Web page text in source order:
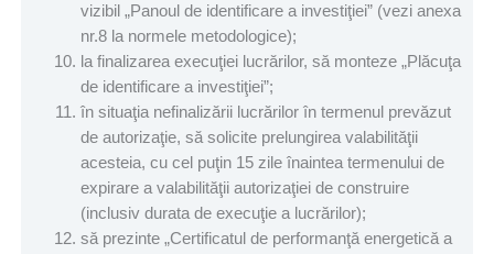
vizibil „Panoul de identificare a investiţiei” (vezi anexa
nr.8 la normele metodologice);
la finalizarea execuţiei lucrărilor, să monteze „Plăcuţa
de identificare a investiţiei”;
în situaţia nefinalizării lucrărilor în termenul prevăzut
de autorizaţie, să solicite prelungirea valabilităţii
acesteia, cu cel puţin 15 zile înaintea termenului de
expirare a valabilităţii autorizaţiei de construire
(inclusiv durata de execuţie a lucrărilor);
să prezinte „Certificatul de performanţă energetică a